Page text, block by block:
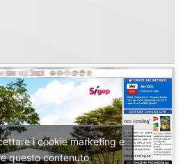
i cookie marketing e
questo contenuto